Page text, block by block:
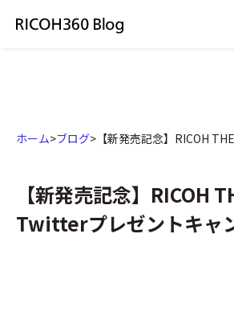
ホーム>ブログ> 【新発売記念】RICOH
【新発売記念】RICOH
Twitterプレゼントキャ